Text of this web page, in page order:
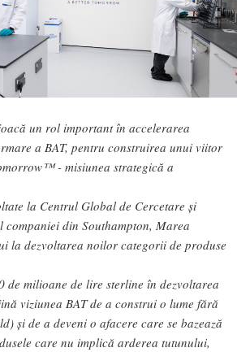
un rol important în accelerarea
a BAT, pentru construirea unui viitor
- misiunea strategică a
la Centrul Global de Cercetare și
din Southampton, Marea
la dezvoltarea noilor categorii de produse
de milioane de lire sterline în dezvoltarea
viziunea BAT de a construi o lume fără
și de a deveni o afacere care se bazează
care nu implică arderea tutunului,